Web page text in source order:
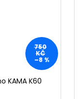
750
KČ
–8 %
KAMA K60